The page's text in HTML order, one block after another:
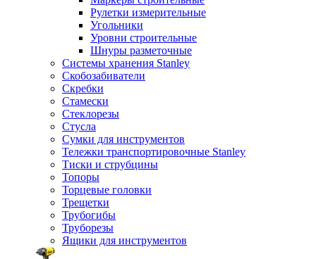
Рулетки измерительные
Угольники
Уровни строительные
Шнуры разметочные
Системы хранения Stanley
Скобозабиватели
Скребки
Стамески
Стеклорезы
Стусла
Сумки для инструментов
Тележки транспортировочные Stanley
Тиски и струбцины
Топоры
Торцевые головки
Трещетки
Трубогибы
Труборезы
Ящики для инструментов